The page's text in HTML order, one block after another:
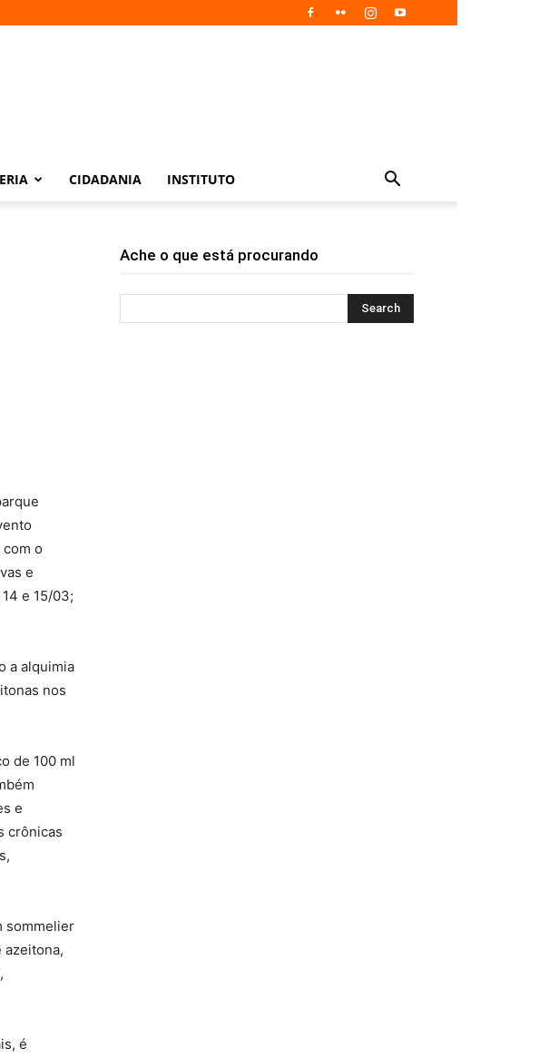
CIDADANIA INSTITUTO
o
e
e 15/03;
a alquimia
nos
de 100 ml
e
crônicas
sommelier
azeitona,
é
Ache o que está procurando